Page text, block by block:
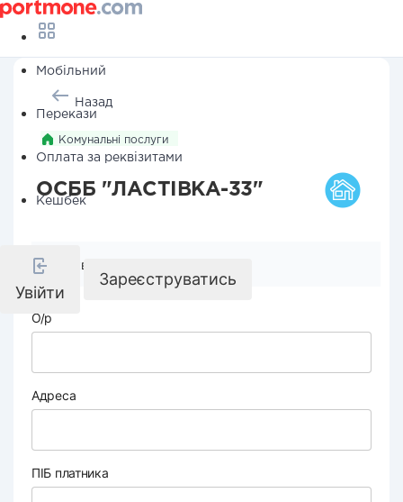
Мобільний
Перекази
Оплата за реквізитами
Кешбек
Увійти
Зареєструватись
Назад
Комунальні послуги
ОСББ "ЛАСТІВКА-33"
Реквізити компанії
О/р
Адреса
ПІБ платника